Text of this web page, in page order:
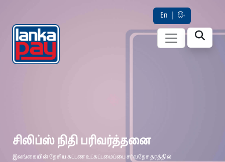
En සිං
சிலிப்ஸ் நிதி பரிவர்த்தனை
இலங்கையின் தேசிய கட்டண உட்கட்டமைப்பை சர்வதேச தரத்தில்